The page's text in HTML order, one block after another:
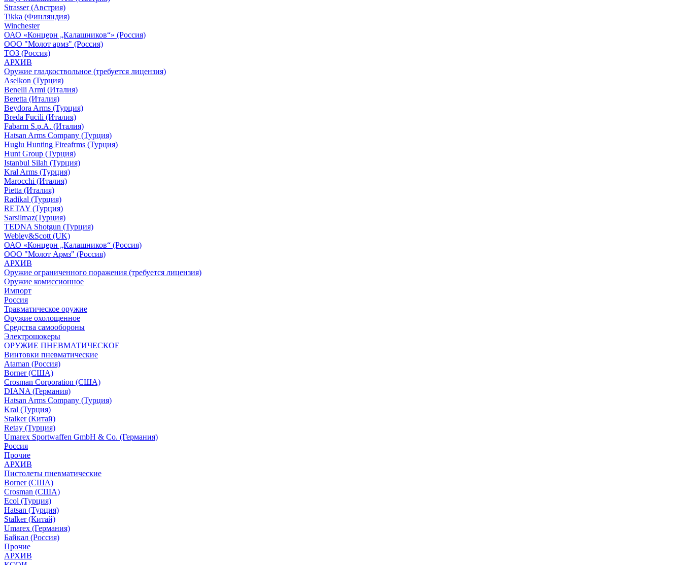
Strasser (Австрия)
Tikka (Финляндия)
Winchester
ОАО «Концерн „Калашников“» (Россия)
ООО "Молот армз" (Россия)
ТОЗ (Россия)
АРХИВ
Оружие гладкоствольное (требуется лицензия)
Aselkon (Турция)
Benelli Armi (Италия)
Beretta (Италия)
Beydora Arms (Турция)
Breda Fucili (Италия)
Fabarm S.p.A. (Италия)
Hatsan Arms Company (Турция)
Huglu Hunting Fireafrms (Турция)
Hunt Group (Турция)
Istanbul Silah (Турция)
Kral Arms (Турция)
Marocchi (Италия)
Pietta (Италия)
Radikal (Турция)
RETAY (Турция)
Sarsilmaz(Турция)
TEDNA Shotgun (Турция)
Webley&Scott (UK)
ОАО «Концерн „Калашников“ (Россия)
ООО "Молот Армз" (Россия)
АРХИВ
Оружие ограниченного поражения (требуется лицензия)
Оружие комиссионное
Импорт
Россия
Травматическое оружие
Оружие охолощенное
Средства самообороны
Электрошокеры
ОРУЖИЕ ПНЕВМАТИЧЕСКОЕ
Винтовки пневматические
Ataman (Россия)
Borner (США)
Crosman Corporation (США)
DIANA (Германия)
Hatsan Arms Company (Турция)
Kral (Турция)
Stalker (Китай)
Retay (Турция)
Umarex Sportwaffen GmbH & Co. (Германия)
Россия
Прочие
АРХИВ
Пистолеты пневматические
Borner (США)
Crosman (США)
Ecol (Турция)
Hatsan (Турция)
Stalker (Китай)
Umarex (Германия)
Байкал (Россия)
Прочие
АРХИВ